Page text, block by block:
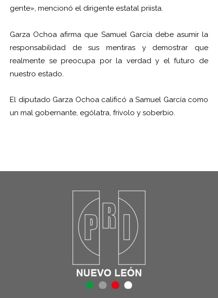
gente», mencionó el dirigente estatal priista.
Garza Ochoa afirma que Samuel García debe asumir la
responsabilidad de sus mentiras y demostrar que
realmente se preocupa por la verdad y el futuro de
nuestro estado.
El diputado Garza Ochoa calificó a Samuel García como
un mal gobernante, ególatra, frívolo y soberbio.